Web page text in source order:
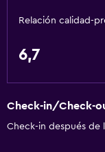
Relación calidad-
6,7
Check-in/Check-
Check-in después de